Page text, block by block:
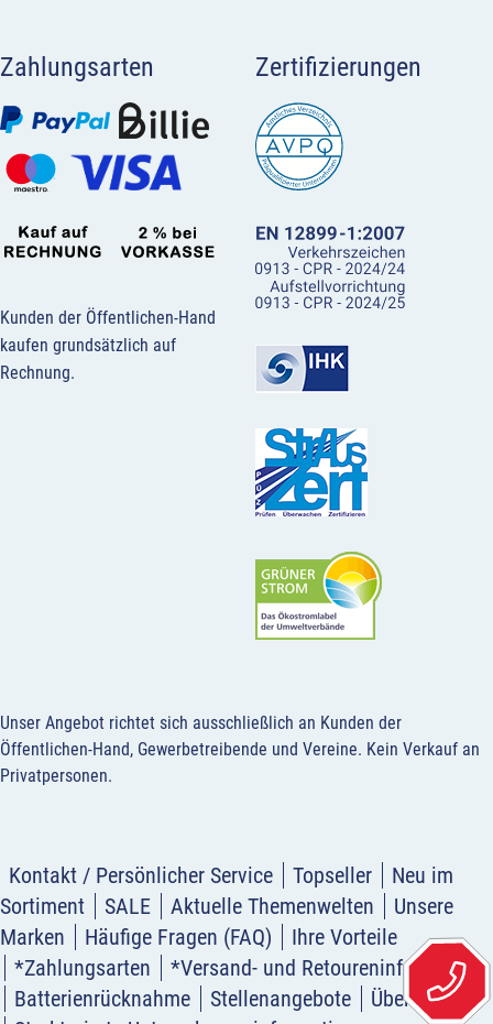
Zahlungsarten
Kunden der Öffentlichen-Hand
kaufen grundsätzlich auf
Rechnung.
Zertifizierungen
Unser Angebot richtet sich ausschließlich an Kunden der
Öffentlichen-Hand, Gewerbetreibende und Vereine. Kein Verkauf an
Privatpersonen.
Kontakt / Persönlicher Service Topseller
Neu im
Sortiment
SALE Aktuelle Themenwelten
Unsere
Marken
Häufige Fragen (FAQ)
Ihre Vorteile
*Zahlungsarten
*Versand- und Retoureninformation
Batterienrücknahme
Stellenangebote
Über uns